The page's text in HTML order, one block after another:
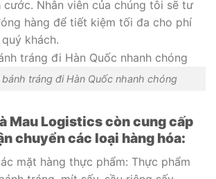
Nhân viên của chúng tôi sẽ tư
hàng để tiết kiệm tối đa cho phí
khách.
bánh tráng đi Hàn Quốc nhanh chóng
Mau Logistics còn cung cấp
chuyển các loại hàng hóa:
mặt hàng thực phẩm: Thực phẩm